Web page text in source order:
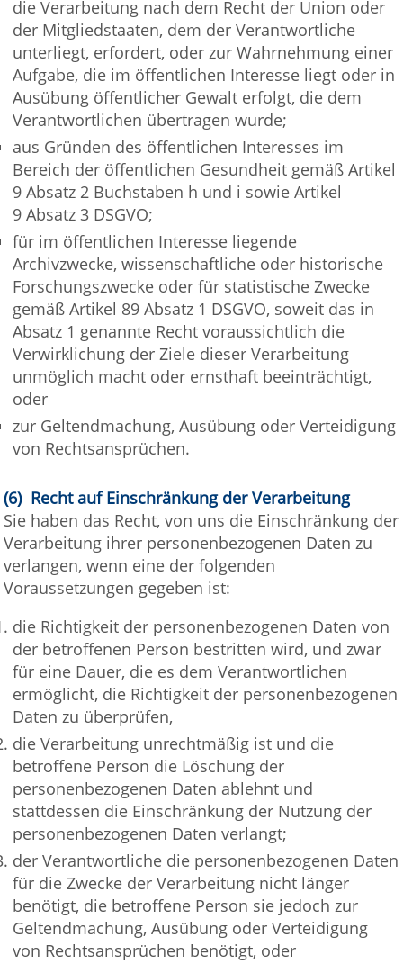
die Verarbeitung nach dem Recht der Union oder
der Mitgliedstaaten, dem der Verantwortliche
unterliegt, erfordert, oder zur Wahrnehmung einer
Aufgabe, die im öffentlichen Interesse liegt oder in
Ausübung öffentlicher Gewalt erfolgt, die dem
Verantwortlichen übertragen wurde;
aus Gründen des öffentlichen Interesses im
Bereich der öffentlichen Gesundheit gemäß Artikel
9 Absatz 2 Buchstaben h und i sowie Artikel
9 Absatz 3 DSGVO;
für im öffentlichen Interesse liegende
Archivzwecke, wissenschaftliche oder historische
Forschungszwecke oder für statistische Zwecke
gemäß Artikel 89 Absatz 1 DSGVO, soweit das in
Absatz 1 genannte Recht voraussichtlich die
Verwirklichung der Ziele dieser Verarbeitung
unmöglich macht oder ernsthaft beeinträchtigt,
oder
zur Geltendmachung, Ausübung oder Verteidigung
von Rechtsansprüchen.
(6) Recht auf Einschränkung der Verarbeitung
Sie haben das Recht, von uns die Einschränkung der
Verarbeitung ihrer personenbezogenen Daten zu
verlangen, wenn eine der folgenden
Voraussetzungen gegeben ist:
die Richtigkeit der personenbezogenen Daten von
der betroffenen Person bestritten wird, und zwar
für eine Dauer, die es dem Verantwortlichen
ermöglicht, die Richtigkeit der personenbezogenen
Daten zu überprüfen,
die Verarbeitung unrechtmäßig ist und die
betroffene Person die Löschung der
personenbezogenen Daten ablehnt und
stattdessen die Einschränkung der Nutzung der
personenbezogenen Daten verlangt;
der Verantwortliche die personenbezogenen Daten
für die Zwecke der Verarbeitung nicht länger
benötigt, die betroffene Person sie jedoch zur
Geltendmachung, Ausübung oder Verteidigung
von Rechtsansprüchen benötigt, oder